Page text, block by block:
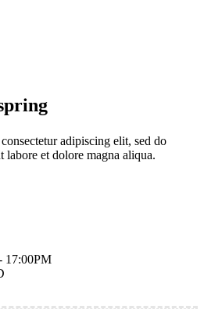
adipiscing elit, sed do
et dolore magna aliqua.
17:00PM